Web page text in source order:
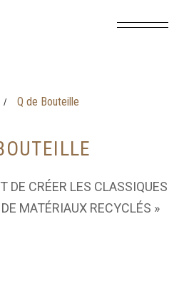
/ Q de Bouteille
DE CRÉER LES CLASSIQUES
MATÉRIAUX RECYCLÉS »